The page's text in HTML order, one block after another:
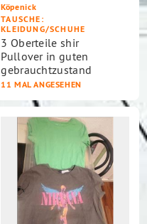
Köpenick
TAUSCHE:
KLEIDUNG/SCHUHE
3 Oberteile shir
Pullover in guten
gebrauchtzustand
11 MAL ANGESEHEN